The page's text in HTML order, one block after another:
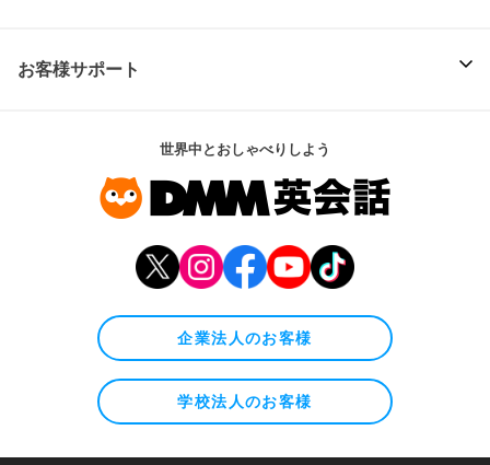
お客様サポート
世界中とおしゃべりしよう
企業法人のお客様
学校法人のお客様